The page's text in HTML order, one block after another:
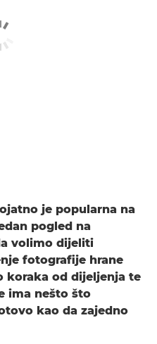
je popularna na
pogled na
volimo dijeliti
fotografije hrane
koraka od dijeljenja te
ima nešto što
kao da zajedno